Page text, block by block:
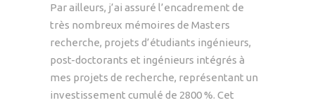
Par ailleurs, j’ai assuré l’encadrement de
très nombreux mémoires de Masters
recherche, projets d’étudiants ingénieurs,
post-doctorants et ingénieurs intégrés à
mes projets de recherche, représentant un
investissement cumulé de 2800 %. Cet